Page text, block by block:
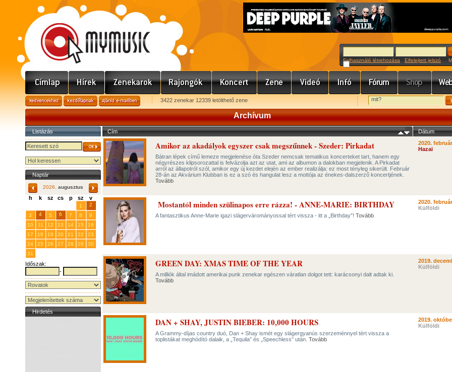
Felhasználó létrehozása Elfelejtett jelszó
3422 zenekar 12339 letölthető zene
Archívum
Listázás
Naptár
2026. augusztus
h k sz cs p sz v
1
2
3
4 5 6 7 8
9
10
11 12 13 14 15
16
17
18 19 20 21 22
23
24
25 26 27 28 29
30
31
Időszak:
-
Hirdetés
Cím Dátum
Amikor az akadályok egyszer csak megszűnnek - Szeder: Pirkadat
Bátran lépek című lemeze megjelenése óta Szeder nemcsak tematikus koncerteket tart, hanem egy
négyrészes klipsorozattal is felvázolja azt az utat, ami az albumon a dalokban megjelenik. A Pirkadat
arról az állapotról szól, amikor egy új kezdet elején az ember realizálja: ez most tényleg sikerült. Február
28-án az Akvárium Klubban is ez a szó és hangulat lesz a mottója az énekes-dalszerző koncertjének.
Tovább
2020.
Hazai
Mostantól minden szülinapos erre rázza! - ANNE-MARIE: BIRTHDAY
A fantasztikus Anne-Marie igazi slágervárományossal tért vissza - itt a „Birthday”! Tovább
2020.
Külföldi
GREEN DAY: XMAS TIME OF THE YEAR
A milliók által imádott amerikai punk zenekar egészen váratlan dolgot tett: karácsonyi dalt adtak ki.
Tovább
2019.
Külföldi
DAN + SHAY, JUSTIN BIEBER: 10,000 HOURS
A Grammy-díjas country duó, Dan + Shay ismét egy slágergyanús szerzeménnyel tért vissza a
toplistákat meghódító dalaik, a „Tequila” és „Speechless” után. Tovább
2019.
Külföldi